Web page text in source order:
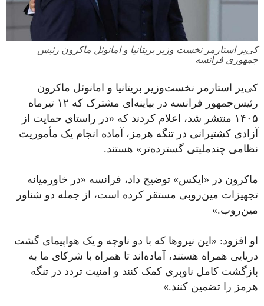
کی‌یر استارمر نخست وزیر بریتانیا و امانوئل ماکرون رئیس
جمهوری فرانسه
کی‌یر استارمر نخست‌وزیر بریتانیا و امانوئل ماکرون
رئیس‌جمهور فرانسه در بیاینه‌ای مشترک که ۱۲ تیرماه
۱۴۰۵ منتشر شد، اعلام کردند که «در راستای حمایت از
آزادی کشتیرانی در تنگه هرمز، آماده انجام یک مأموریت
نظامی چندملیتی گسترده‌تر» هستند.
ماکرون در «ایکس» توضیح داد، فرانسه «در خاورمیانه
تجهیزات مین‌روبی مستقر کرده است، از جمله دو شناور
مین‌روب.»
او افزود: «این نیروها که با دو ناوچه و یک هواپیمای گشت
دریایی همراه هستند، آماده‌اند تا همراه با شرکای ما به
بازگشت کامل ناوبری کمک کنند و امنیت تردد در تنگه
هرمز را تضمین کنند.»